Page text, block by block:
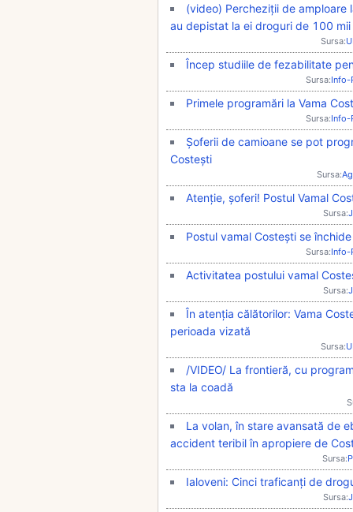
(video) Percheziții de
au depistat la ei droguri de 100
Sursa:
Încep studiile de fezabilitate
Sursa:Info-
Primele programări la Vama
Sursa:Info-
Șoferii de camioane se pot
Costești
Sursa:
Atenție, șoferi! Postul Vamal
Sursa:
Postul vamal Costești se
Sursa:Info-
Activitatea postului vamal
Sursa:
În atenția călătorilor: Vama
perioada vizată
Sursa:
/VIDEO/ La frontieră, cu
sta la coadă
La volan, în stare avansată de
accident teribil în apropiere de
Sursa:
Ialoveni: Cinci traficanți de
Sursa: